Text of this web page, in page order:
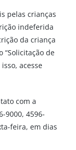
pelas crianças
indeferida
da criança
“Solicitação de
acesse
com a
9000, 4596-
feira, em dias